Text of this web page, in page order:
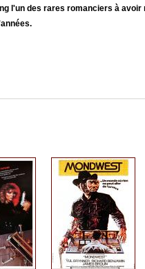
l'un des rares romanciers à avoir